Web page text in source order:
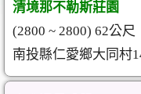
清境那不勒斯莊園
(2800 ~ 2800) 62公尺
南投縣仁愛鄉大同村